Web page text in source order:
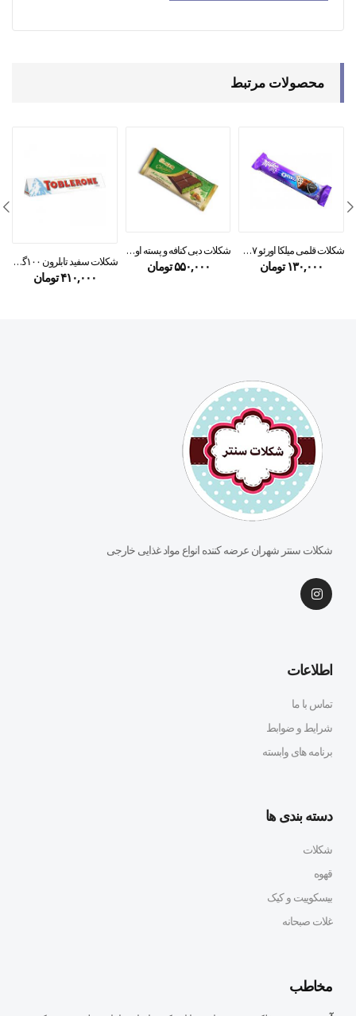
محصولات مرتبط
شکلات قلمی میلکا اورئو ۳۷ گرمی
۱۳۰,۰۰۰ تومان
شکلات دبی کنافه و پسته اولکر ۱۰۰گرمی
۵۵۰,۰۰۰تومان شکلات سفید تابلرون ۱۰۰گرمی
۴۱۰,۰۰۰تومان
شکلات سنتر شهران عرضه کننده انواع مواد غذایی خارجی
اطلاعات
تماس با ما
شرایط و ضوابط
برنامه های وابسته
دسته بندی ها
شکلات
قهوه
بیسکوییت و کیک
غلات صبحانه
مخاطب